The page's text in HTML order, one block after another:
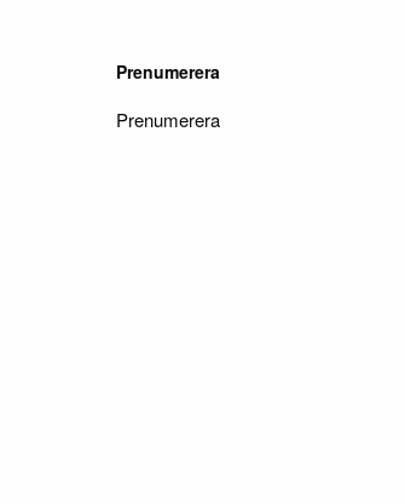
Prenumerera
Prenumerera